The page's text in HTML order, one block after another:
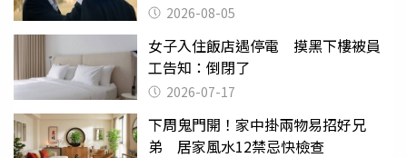
2026-08-05
女子入住飯店遇停電 摸黑下樓被員
工告知：倒閉了
2026-07-17
下周鬼門開！家中掛兩物易招好兄
弟 居家風水12禁忌快檢查